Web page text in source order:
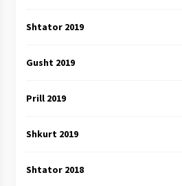
Shtator 2019
Gusht 2019
Prill 2019
Shkurt 2019
Shtator 2018